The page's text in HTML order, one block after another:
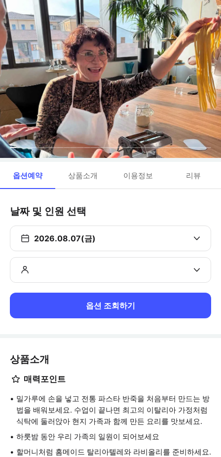
옵션예약 상품소개 이용정보 리뷰
날짜 및 인원 선택
2026.08.07(금)
옵션 조회하기
상품소개
매력포인트
밀가루에 손을 넣고 전통 파스타 반죽을 처음부터 만드는 방
법을 배워보세요. 수업이 끝나면 최고의 이탈리아 가정처럼
식탁에 둘러앉아 현지 가족과 함께 만든 요리를 맛보세요.
하룻밤 동안 우리 가족의 일원이 되어보세요
할머니처럼 홈메이드 탈리아텔레와 라비올리를 준비하세요.